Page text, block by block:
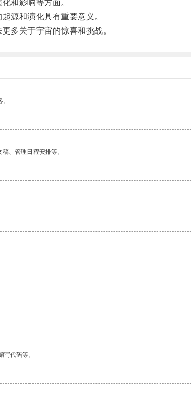
和影响等方面。
源和演化具有重要意义。
多关于宇宙的惊喜和挑战。
、管理日程安排等。
代码等。